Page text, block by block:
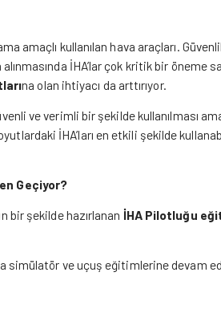
amaçlı kullanılan hava araçları.
İHA’lar çok kritik bir öneme
na olan ihtiyacı da arttırıyor.
ve verimli bir şekilde kullanılması
İHA’ları en etkili şekilde
Geçiyor?
bir şekilde hazırlanan İHA Pilotluğu
simülatör ve uçuş eğitimlerine devam